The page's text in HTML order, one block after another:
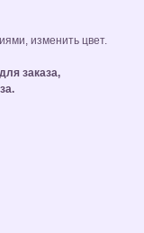
изменить цвет.
заказа,